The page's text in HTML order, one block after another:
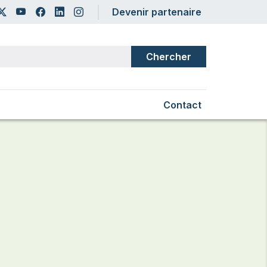
account menu Devenir partenaire
Secondary Main
Contact